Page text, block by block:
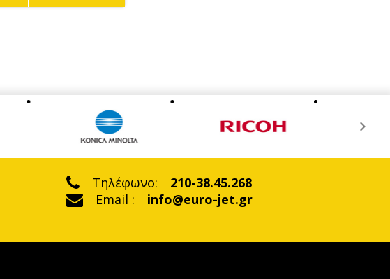
Τηλέφωνο:
210-38.45.268
Email :
info@euro-jet.gr